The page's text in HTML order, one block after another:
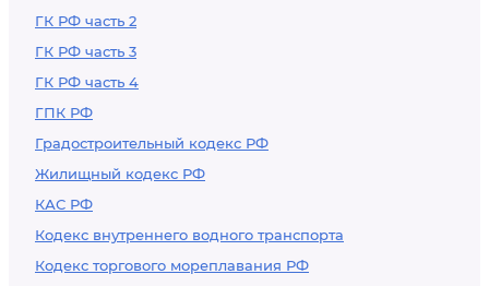
ГК РФ часть 2
ГК РФ часть 3
ГК РФ часть 4
ГПК РФ
Градостроительный кодекс РФ
Жилищный кодекс РФ
КАС РФ
Кодекс внутреннего водного транспорта
Кодекс торгового мореплавания РФ